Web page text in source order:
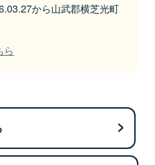
から山武郡横芝光町
ら